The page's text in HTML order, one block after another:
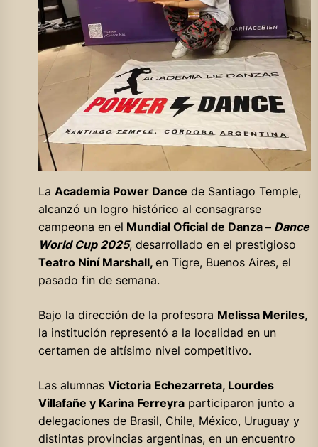
La Academia Power Dance de Santiago Temple,
alcanzó un logro histórico al consagrarse
campeona en el Mundial Oficial de Danza – Dance
World Cup 2025, desarrollado en el prestigioso
Teatro Niní Marshall, en Tigre, Buenos Aires, el
pasado fin de semana.
Bajo la dirección de la profesora Melissa Meriles,
la institución representó a la localidad en un
certamen de altísimo nivel competitivo.
Las alumnas Victoria Echezarreta, Lourdes
Villafañe y Karina Ferreyraparticiparon junto a
delegaciones de Brasil, Chile, México, Uruguay y
distintas provincias argentinas, en un encuentro